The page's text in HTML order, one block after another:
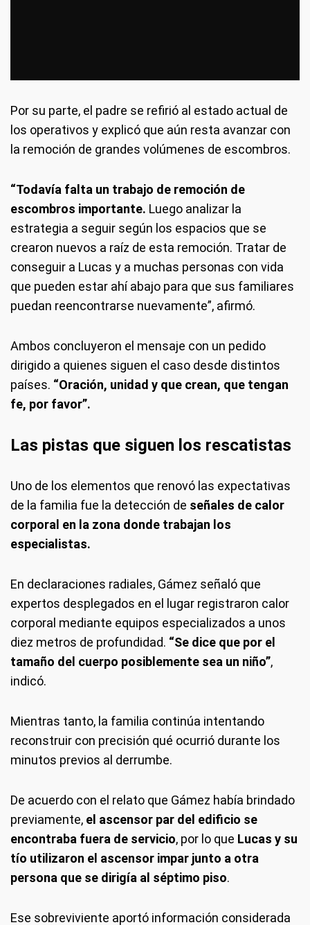
Por su parte, el padre se refirió al estado actual de
los operativos y explicó que aún resta avanzar con
la remoción de grandes volúmenes de escombros.
“Todavía falta un trabajo de remoción de
escombros importante. Luego analizar la
estrategia a seguir según los espacios que se
crearon nuevos a raíz de esta remoción. Tratar de
conseguir a Lucas y a muchas personas con vida
que pueden estar ahí abajo para que sus familiares
puedan reencontrarse nuevamente”, afirmó.
Ambos concluyeron el mensaje con un pedido
dirigido a quienes siguen el caso desde distintos
países. “Oración, unidad y que crean, que tengan
fe, por favor”.
Las pistas que siguen los rescatistas
Uno de los elementos que renovó las expectativas
de la familia fue la detección de señales de calor
corporal en la zona donde trabajan los
especialistas.
En declaraciones radiales, Gámez señaló que
expertos desplegados en el lugar registraron calor
corporal mediante equipos especializados a unos
diez metros de profundidad. “Se dice que por el
tamaño del cuerpo posiblemente sea un niño”,
indicó.
Mientras tanto, la familia continúa intentando
reconstruir con precisión qué ocurrió durante los
minutos previos al derrumbe.
De acuerdo con el relato que Gámez había brindado
previamente, el ascensor par del edificio se
encontraba fuera de servicio, por lo que Lucas y su
tío utilizaron el ascensor impar junto a otra
persona que se dirigía al séptimo piso.
Ese sobreviviente aportó información considerada